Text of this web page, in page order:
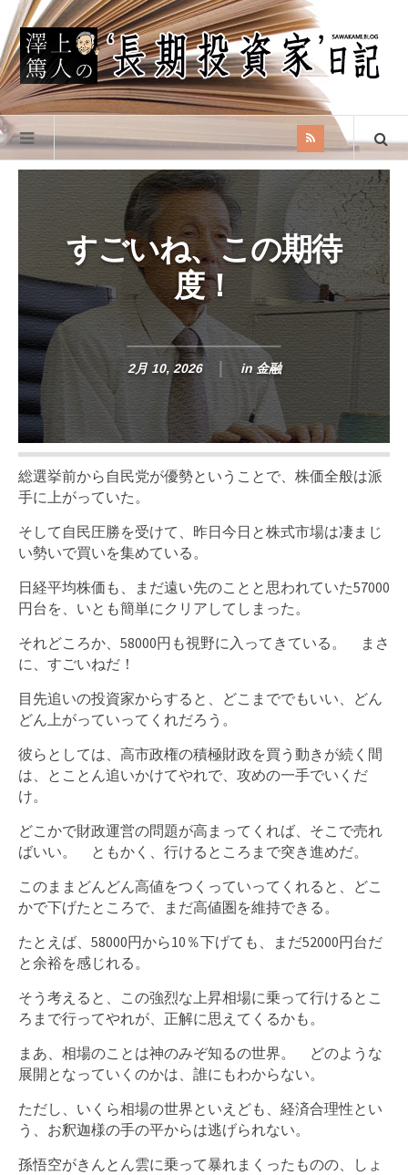
すごいね、この期待
度！
2月 10, 2026 in 金融
総選挙前から自民党が優勢ということで、株価全般は派
手に上がっていた。
そして自民圧勝を受けて、昨日今日と株式市場は凄まじ
い勢いで買いを集めている。
日経平均株価も、まだ遠い先のことと思われていた57000
円台を、いとも簡単にクリアしてしまった。
それどころか、58000円も視野に入ってきている。 まさ
に、すごいねだ！
目先追いの投資家からすると、どこまででもいい、どん
どん上がっていってくれだろう。
彼らとしては、高市政権の積極財政を買う動きが続く間
は、とことん追いかけてやれで、攻めの一手でいくだ
け。
どこかで財政運営の問題が高まってくれば、そこで売れ
ばいい。 ともかく、行けるところまで突き進めだ。
このままどんどん高値をつくっていってくれると、どこ
かで下げたところで、まだ高値圏を維持できる。
たとえば、58000円から10％下げても、まだ52000円台だ
と余裕を感じれる。
そう考えると、この強烈な上昇相場に乗って行けるとこ
ろまで行ってやれが、正解に思えてくるかも。
まあ、相場のことは神のみぞ知るの世界。 どのような
展開となっていくのかは、誰にもわからない。
ただし、いくら相場の世界といえども、経済合理性とい
う、お釈迦様の手の平からは逃げられない。
孫悟空がきんとん雲に乗って暴れまくったものの、しょ